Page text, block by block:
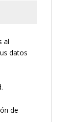
al
datos
de